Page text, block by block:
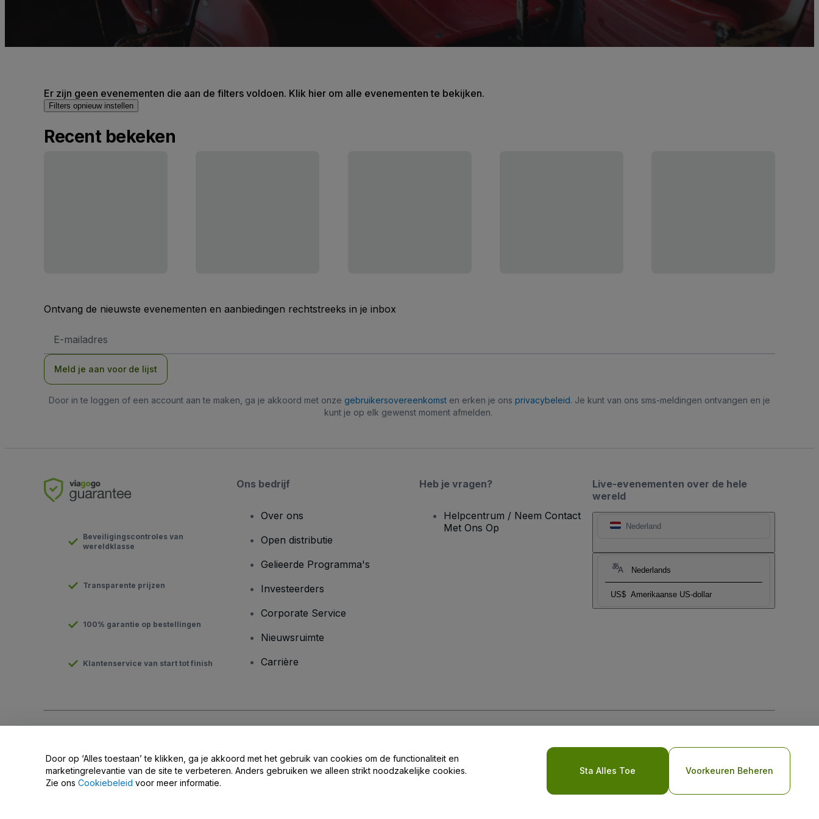
Er zijn geen evenementen die aan de filters voldoen. Klik hier om alle evenementen te bekijken.
Filters opnieuw instellen
Recent bekeken
Ontvang de nieuwste evenementen en aanbiedingen rechtstreeks in je inbox
mailadres
Meld je aan voor de lijst
Door in te loggen of een account aan te maken, ga je akkoord met onze gebruikersovereenkomst en erken je ons privacybeleid. Je kunt van ons sms-meldingen ontvangen en je
kunt je op elk gewenst moment afmelden.
Live-evenementen over de hele
wereld
Nederland
Nederlands
US$ Amerikaanse US-dollar
Beveiligingscontroles van
wereldklasse
Transparente prijzen
100% garantie op bestellingen
Klantenservice van start tot finish
Ons bedrijf
Over ons
Open distributie
Gelieerde Programma's
Investeerders
Corporate Service
Nieuwsruimte
Carrière
Heb je vragen?
Helpcentrum / Neem Contact
Met Ons Op
privacybeleid voor mobiel
Do Not Share My Personal Information/Your Privacy Choices
Door op ‘Alles toestaan’ te klikken, ga je akkoord met het gebruik van cookies om de functionaliteit en
marketingrelevantie van de site te verbeteren. Anders gebruiken we alleen strikt noodzakelijke cookies.
Zie ons Cookiebeleid voor meer informatie.
Sta Alles Toe Voorkeuren Beheren